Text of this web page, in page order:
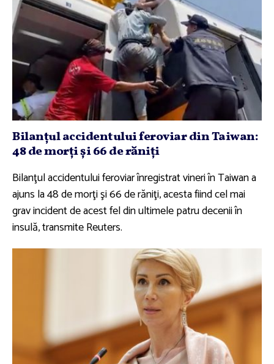
Bilanţul accidentului feroviar din Taiwan:
48 de morţi şi 66 de răniţi
Bilanţul accidentului feroviar înregistrat vineri în Taiwan a
ajuns la 48 de morţi şi 66 de răniţi, acesta fiind cel mai
grav incident de acest fel din ultimele patru decenii în
insulă, transmite Reuters.